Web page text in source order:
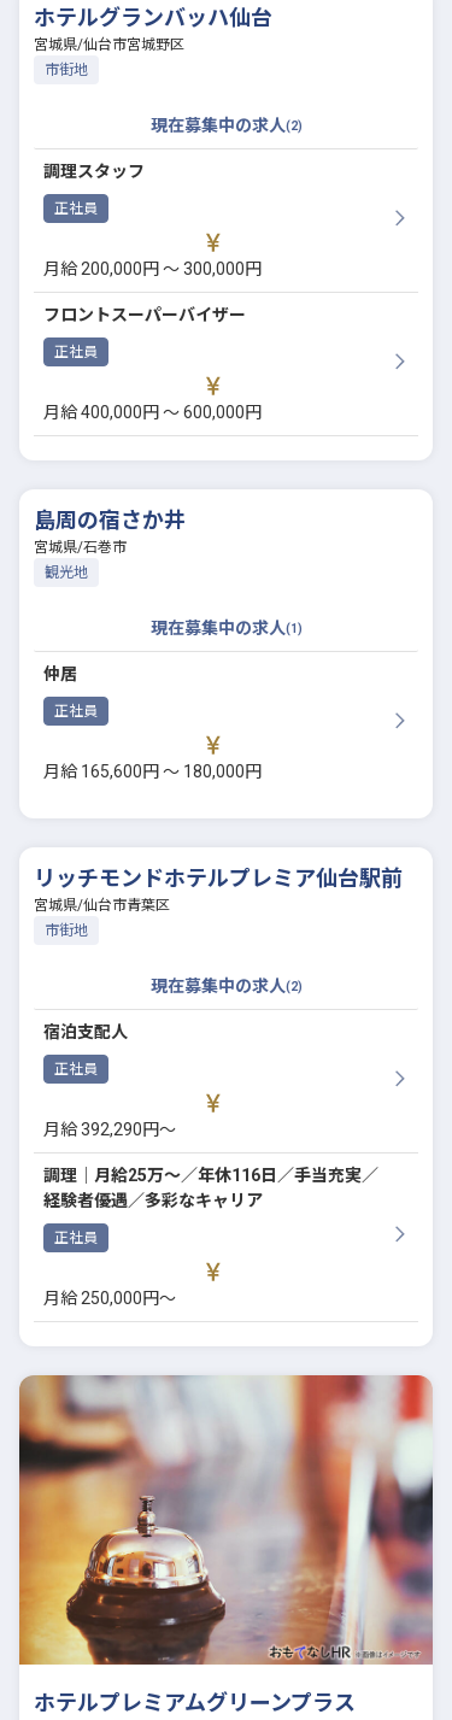
ホテルグランバッハ仙台
宮城県/仙台市宮城野区
市街地
現在募集中の求人(2)
正社員
調理スタッフ
月給 200,000円 〜 300,000円
正社員
フロントスーパーバイザー
月給 400,000円 〜 600,000円
島周の宿さか井
宮城県/石巻市
観光地
現在募集中の求人(1)
正社員
仲居
月給 165,600円 〜 180,000円
リッチモンドホテルプレミア仙台駅前
宮城県/仙台市青葉区
市街地
現在募集中の求人(2)
正社員
宿泊支配人
月給 392,290円〜
正社員
調理│月給25万～／年休116日／手当充実／
経験者優遇／多彩なキャリア
月給 250,000円〜
ホテルプレミアムグリーンプラス